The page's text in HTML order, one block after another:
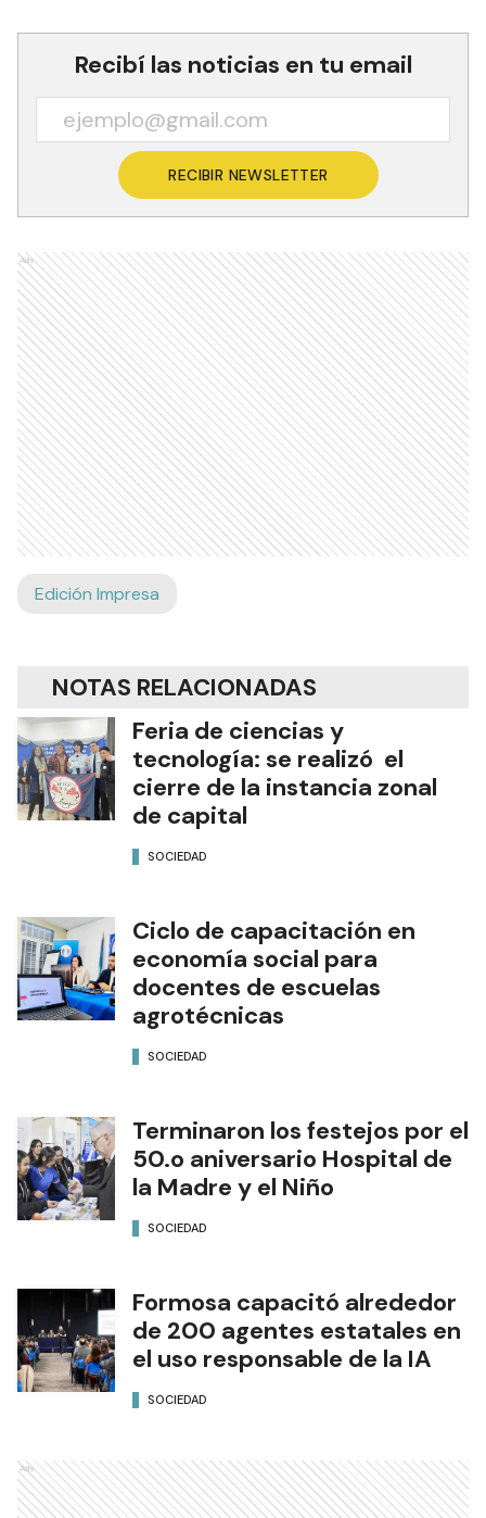
Recibí las noticias en tu email
RECIBIR NEWSLETTER
Ads
Edición Impresa
NOTAS RELACIONADAS
Feria de ciencias y
tecnología: se realizó el
cierre de la instancia zonal
de capital
SOCIEDAD
Ciclo de capacitación en
economía social para
docentes de escuelas
agrotécnicas
SOCIEDAD
Terminaron los festejos por el
50.o aniversario Hospital de
la Madre y el Niño
SOCIEDAD
Formosa capacitó alrededor
de 200 agentes estatales en
el uso responsable de la IA
SOCIEDAD
Ads